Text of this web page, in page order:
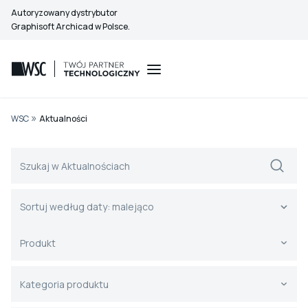
Przejdź
do
Autoryzowany dystrybutor
Graphisoft Archicad w Polsce.
WSC » Aktualności
Szukaj - AKTUALNOŚCI (strona archiwum)
Sortuj według daty: malejąco
Sort content
Select content
Select content